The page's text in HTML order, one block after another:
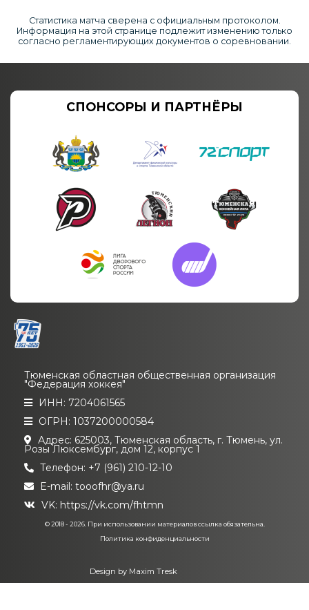
Статистика матча сверена с официальным протоколом.
Информация на этой странице подлежит изменению только
согласно регламентирующих документов о соревновании.
СПОНСОРЫ И ПАРТНЁРЫ
Тюменская областная общественная организация
"Федерация хоккея"
ИНН: 7204061565
ОГРН: 1037200000584
Адрес: 625003, Тюменская область, г. Тюмень, ул.
Розы Люксембург, дом 12, корпус 1
Телефон: +7 (961) 210-12-10
E-mail: tooofhr@ya.ru
VK: https://vk.com/fhtmn
© 2018 - 2026. При использовании материалов ссылка обязательна.
Политика конфиденциальности
Design by Maxim Tresk